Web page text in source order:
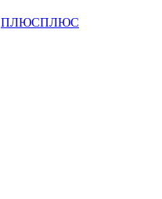
ПЛЮСПЛЮС